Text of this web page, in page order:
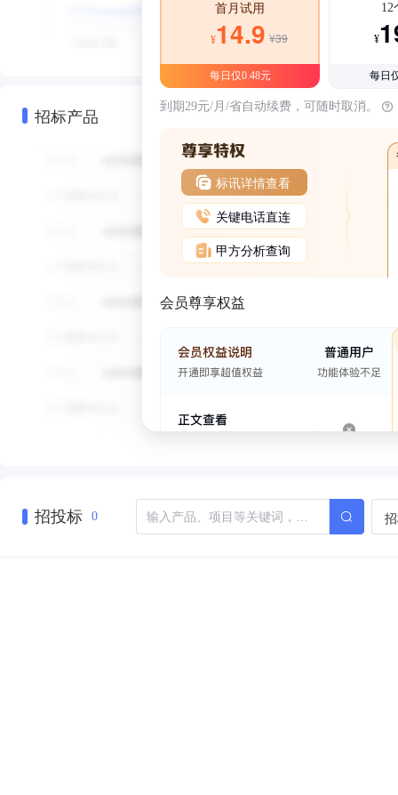
招标产品
首月试用
¥14.9 ¥39
每日仅0.48元
12
¥
每日
到期29元/月/省自动续费，可随时取消。
标讯详情查看
关键电话直连
甲方分析查询
会员尊享权益
招投标 0